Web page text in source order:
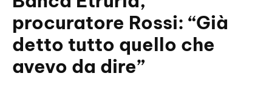
procuratore Rossi: “Già
detto tutto quello che
avevo da dire”